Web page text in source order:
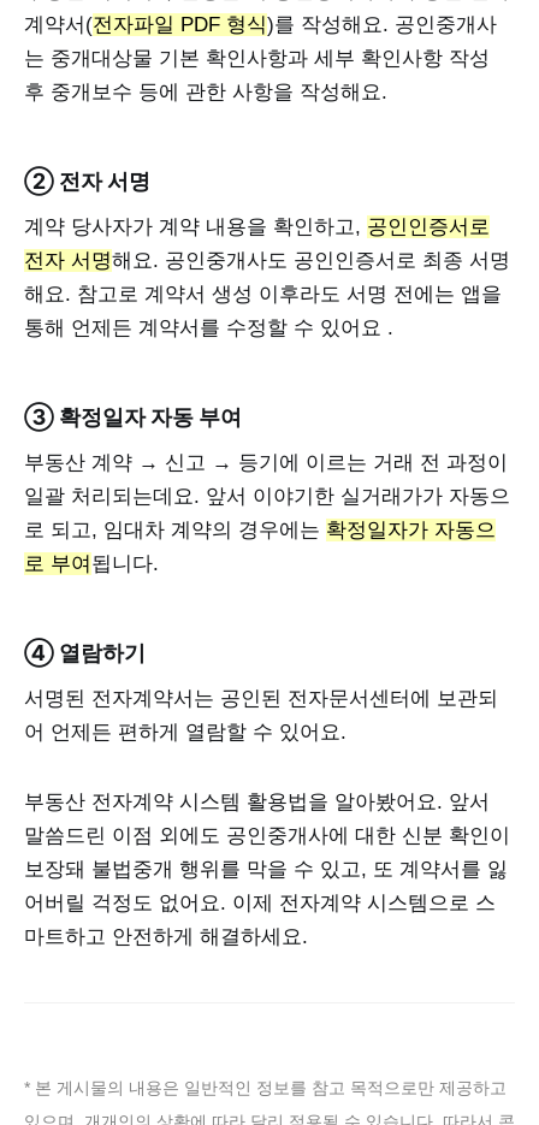
계약서(전자파일 PDF 형식)를 작성해요. 공인중개사
는 중개대상물 기본 확인사항과 세부 확인사항 작성
후 중개보수 등에 관한 사항을 작성해요.
② 전자 서명
계약 당사자가 계약 내용을 확인하고, 공인인증서로
전자 서명해요. 공인중개사도 공인인증서로 최종 서명
해요. 참고로 계약서 생성 이후라도 서명 전에는 앱을
통해 언제든 계약서를 수정할 수 있어요 .
③ 확정일자 자동 부여
부동산 계약 → 신고 → 등기에 이르는 거래 전 과정이
일괄 처리되는데요. 앞서 이야기한 실거래가가 자동으
로 되고, 임대차 계약의 경우에는 확정일자가 자동으
로 부여 됩니다.
④ 열람하기
서명된 전자계약서는 공인된 전자문서센터에 보관되
어 언제든 편하게 열람할 수 있어요.
부동산 전자계약 시스템 활용법을 알아봤어요. 앞서
말씀드린 이점 외에도 공인중개사에 대한 신분 확인이
보장돼 불법중개 행위를 막을 수 있고, 또 계약서를 잃
어버릴 걱정도 없어요. 이제 전자계약 시스템으로 스
마트하고 안전하게 해결하세요.
* 본 게시물의 내용은 일반적인 정보를 참고 목적으로만 제공하고